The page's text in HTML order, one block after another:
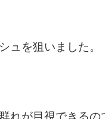
ュを狙いました。
れが目視できる